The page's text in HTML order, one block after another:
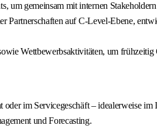
gemeinsam mit internen
Partnerschaften auf C-Level-Ebene,
Wettbewerbsaktivitäten, um
im Servicegeschäft – idealerweise
und Forecasting.